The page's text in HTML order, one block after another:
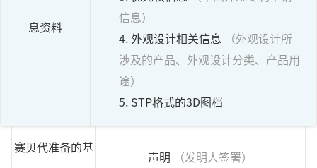
息资料
信息）
4. 外观设计相关信息
（外观设计所
涉及的产品、外观设计分类、产品用
途）
5. STP格式的3D图档
赛贝代准备的基
声明
（发明人签署）